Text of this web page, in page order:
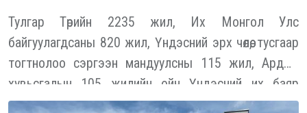
Тулгар Төрийн 2235 жил, Их Монгол Улс
байгуулагдсаны 820 жил, Үндэсний эрх чөлөө, тусгаар
тогтнолоо сэргээн мандуулсны 115 жил, Ардын
хувьсгалын 105 жилийн ойн Үндэсний их баяр
наадмын мэндийг эрхэм харилцагчид, түншүүд